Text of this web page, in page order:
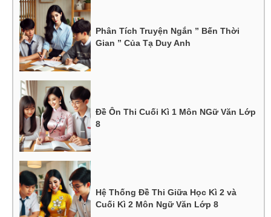
Phân Tích Truyện Ngắn ” Bến Thời
Gian ” Của Tạ Duy Anh
Đề Ôn Thi Cuối Kì 1 Môn NGữ Văn Lớp
8
Hệ Thống Đề Thi Giữa Học Kì 2 và
Cuối Kì 2 Môn Ngữ Văn Lớp 8